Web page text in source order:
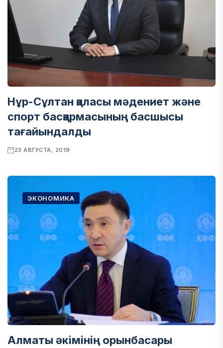
Нұр-Сұлтан қаласы мәдениет және
спорт басқармасының басшысы
тағайындалды
23 АВГУСТА, 2019
ЭКОНОМИКА
Алматы әкімінің орынбасары